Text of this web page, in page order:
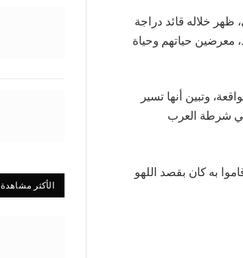
ظهر خلاله قائد دراجة
معرضين حياتهم وحياة
وتبين أنها تسير
شرطة العرب
به كان بقصد اللهو
الأكثر مشاهدة